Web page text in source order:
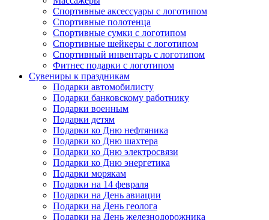
Спортивные аксессуары с логотипом
Спортивные полотенца
Спортивные сумки с логотипом
Спортивные шейкеры с логотипом
Спортивный инвентарь с логотипом
Фитнес подарки с логотипом
Сувениры к праздникам
Подарки автомобилисту
Подарки банковскому работнику
Подарки военным
Подарки детям
Подарки ко Дню нефтяника
Подарки ко Дню шахтера
Подарки ко Дню электросвязи
Подарки ко Дню энергетика
Подарки морякам
Подарки на 14 февраля
Подарки на День авиации
Подарки на День геолога
Подарки на День железнодорожника